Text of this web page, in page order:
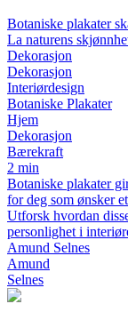
Botaniske plakater
La naturens
Dekorasjon
Dekorasjon
Interiørdesign
Botaniske Plakater
Hjem
Dekorasjon
Bærekraft
2 min
Botaniske plakater
for deg som ønsker
Utforsk hvordan
personlighet i
Amund Selnes
Amund
Selnes